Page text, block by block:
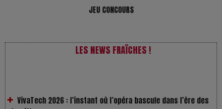
JEU CONCOURS
LES NEWS FRAÎCHES !
algorithmes